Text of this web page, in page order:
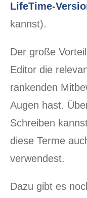
LifeTime-
kannst).
Der große
Editor die
rankenden
Augen hast.
Schreiben
diese Terme
verwendest.
Dazu gibt es